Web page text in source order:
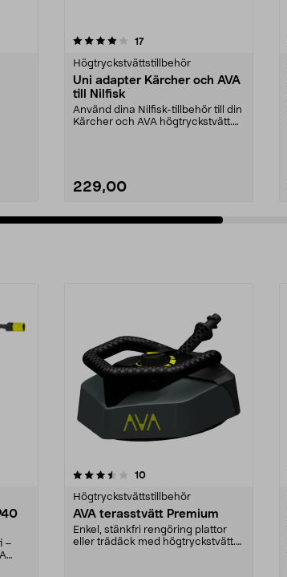
17recensioner
Högtryckstvättstillbehör
Uni adapter Kärcher och AVA
till Nilfisk
Använd dina Nilfisk-tillbehör till din
Kärcher och AVA högtryckstvätt.
229,00
4.0 av 5 stjärnor
–
10recensioner
Högtryckstvättstillbehör
AVA terasstvätt Premium
Enkel, stänkfri rengöring plattor
eller trädäck med högtryckstvätt.
5.0av 5 stjärnor